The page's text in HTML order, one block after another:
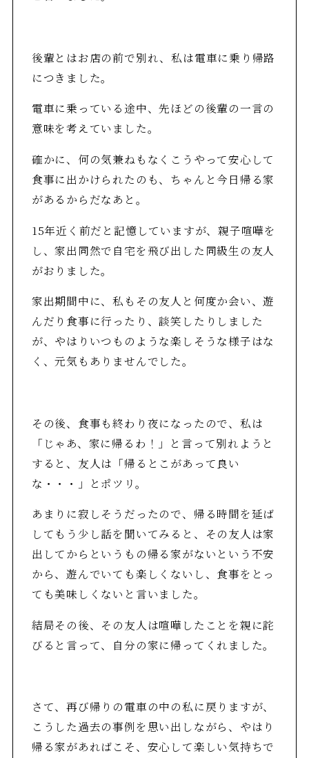
後輩とはお店の前で別れ、私は電車に乗り帰路
につきました。
電車に乗っている途中、先ほどの後輩の一言の
意味を考えていました。
確かに、何の気兼ねもなくこうやって安心して
食事に出かけられたのも、ちゃんと今日帰る家
があるからだなあと。
15年近く前だと記憶していますが、親子喧嘩を
し、家出同然で自宅を飛び出した同級生の友人
がおりました。
家出期間中に、私もその友人と何度か会い、遊
んだり食事に行ったり、談笑したりしました
が、やはりいつものような楽しそうな様子はな
く、元気もありませんでした。
その後、食事も終わり夜になったので、私は
「じゃあ、家に帰るわ！」と言って別れようと
すると、友人は「帰るとこがあって良い
な・・・」とポツリ。
あまりに寂しそうだったので、帰る時間を延ば
してもう少し話を聞いてみると、その友人は家
出してからというもの帰る家がないという不安
から、遊んでいても楽しくないし、食事をとっ
ても美味しくないと言いました。
結局その後、その友人は喧嘩したことを親に詫
びると言って、自分の家に帰ってくれました。
さて、再び帰りの電車の中の私に戻りますが、
こうした過去の事例を思い出しながら、やはり
帰る家があればこそ、安心して楽しい気持ちで